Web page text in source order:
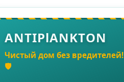
ANTIPlANKTON
Чистый дом без вредителей!
🛡️